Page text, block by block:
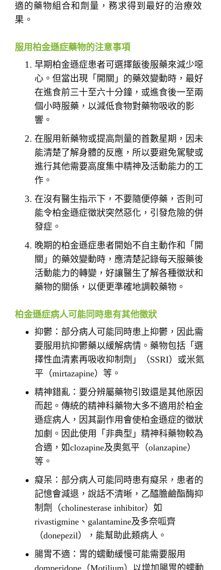
適的藥物組合和劑量，務求得到最好的治療效
果。
服用柏金遜症藥物的注意事項
早期柏金遜症患者可選擇飯後服藥來減少噁
心。但當出現「開關」的藥效變動時，最好
在進食前三十至六十分鐘，或進食後一至兩
個小時服藥，以減低食物對藥物吸收的影
響。
在服用新藥物或提高劑量的首數星期，因未
能清楚了解身體的反應，所以要避免駕駛或
進行其他需要高度集中精神及活動能力的工
作。
在沒有醫生指示下，不要隨便停藥，否則可
能令柏金遜症徵狀突然惡化，引發危險的併
發症。
晚期的柏金遜症患者開始不自主動作和「開
關」的藥效變動時，應清楚記錄每天服藥後
活動能力的轉變，好讓醫生了解各種徵狀和
藥物的關係，以便更準確地調較藥物。
柏金遜症病人可能同時患有其他徵狀
抑鬱：部分病人可能同時患上抑鬱，因此需
要服用抗抑鬱藥以緩解病情。藥物包括「選
擇性血清素再吸收抑制劑」（SSRI）或米氮
平（mirtazapine）等。
精神錯亂：要分辨屬藥物引致還是其他原因
而起。傳統的精神科藥物大多不適用於柏金
遜症病人，因其副作用會使柏金遜症的徵狀
加劇。因此使用「非典型」精神科藥物較為
合適，如clozapine及奧氮平（olanzapine）
等。
癡呆：部分病人可能同時患有癡呆，患者的
記憶會減退，說話不清晰，乙醯膽鹼酯酶抑
制劑（cholinesterase inhibitor）如
rivastigmine、galantamine及多奈呱齊
（donepezil），能幫助此類病人。
腸胃不適：胃的蠕動緩慢可能需要服用
domperidone（Motilium）以增加腸胃的蠕動